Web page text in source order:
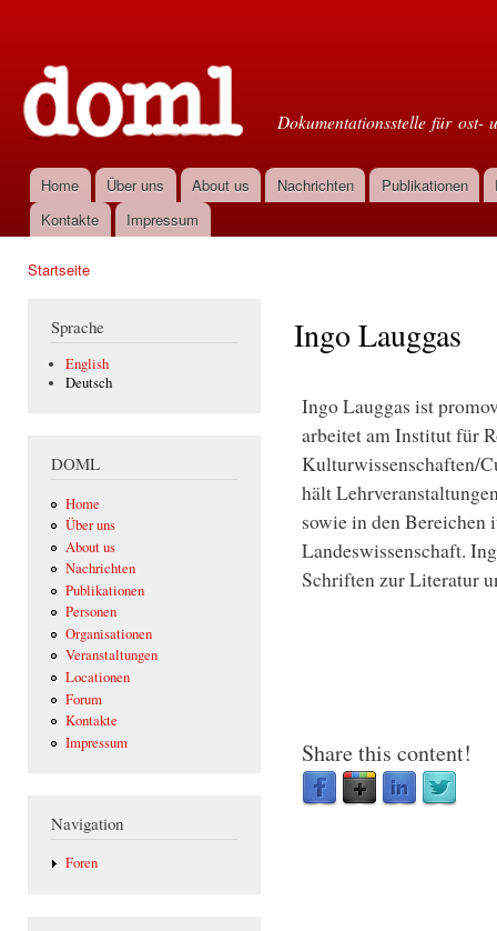
Dokumentationsstelle für ost-
Hauptmenü
Home Über uns About us Nachrichten Publikationen
Kontakte
Impressum
Startseite
Sprache
English
Deutsch
DOML
Home
Über uns
About us
Nachrichten
Publikationen
Personen
Organisationen
Veranstaltungen
Locationen
Forum
Kontakte
Impressum
Navigation
Foren
Ingo Lauggas
Ingo Lauggas ist
arbeitet am Institut für
Kulturwissenschaften/
hält
sowie in den
Landeswissenschaft.
Schriften zur Literatur
Share this content!